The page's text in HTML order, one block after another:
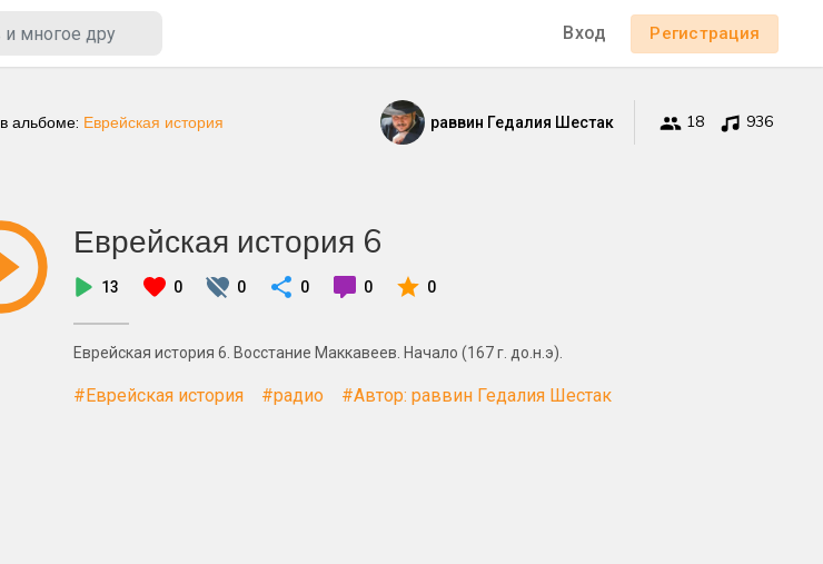
Вход Регистрация
, в альбоме: Еврейская история раввин Гедалия Шестак 18 936
Еврейская история 6
13 0 0 0 0 0
Еврейская история 6. Восстание Маккавеев. Начало (167 г. до.н.э).
#Еврейская история #радио #Автор: раввин Гедалия Шестак